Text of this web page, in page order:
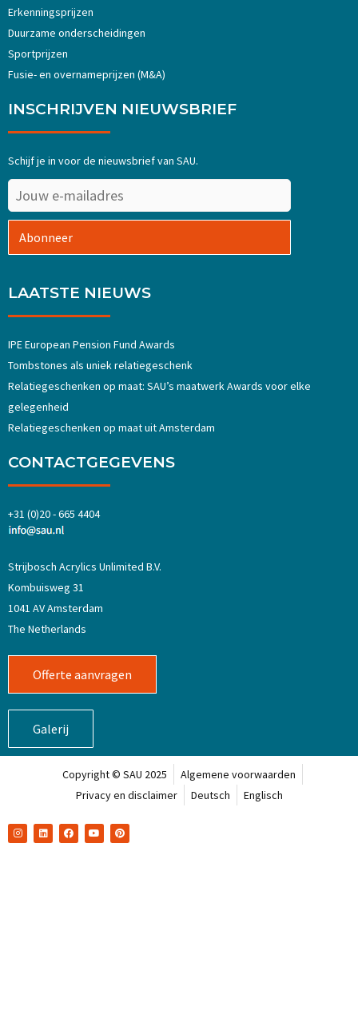
Erkenningsprijzen
Duurzame onderscheidingen
Sportprijzen
Fusie- en overnameprijzen (M&A)
INSCHRIJVEN NIEUWSBRIEF
Schijf je in voor de nieuwsbrief van SAU.
Abonneer
LAATSTE NIEUWS
IPE European Pension Fund Awards
Tombstones als uniek relatiegeschenk
Relatiegeschenken op maat: SAU’s maatwerk Awards voor elke
gelegenheid
Relatiegeschenken op maat uit Amsterdam
CONTACTGEGEVENS
+31 (0)20 - 665 4404
Strijbosch Acrylics Unlimited B.V.
Kombuisweg 31
1041 AV Amsterdam
The Netherlands
Offerte aanvragen
Galerij
Copyright © SAU 2025
Algemene voorwaarden
Privacy en disclaimer
Deutsch Englisch